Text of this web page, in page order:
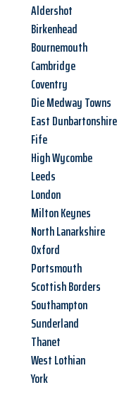
Aldershot
Birkenhead
Bournemouth
Cambridge
Coventry
Die Medway Towns
East Dunbartonshire
Fife
High Wycombe
Leeds
London
Milton Keynes
North Lanarkshire
Oxford
Portsmouth
Scottish Borders
Southampton
Sunderland
Thanet
West Lothian
York